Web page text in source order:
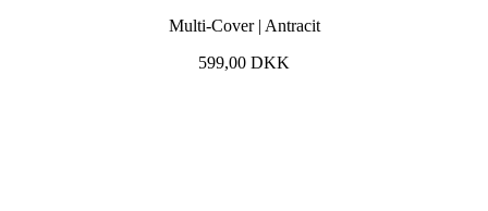
Multi-Cover | Antracit
599,00 DKK